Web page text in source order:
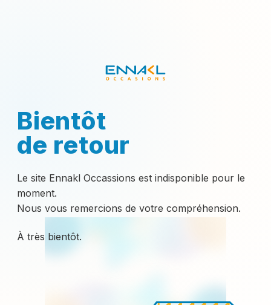
Bientôt
de retour
Le site Ennakl Occassions est indisponible pour le
moment.
Nous vous remercions de votre compréhension.
À très bientôt.